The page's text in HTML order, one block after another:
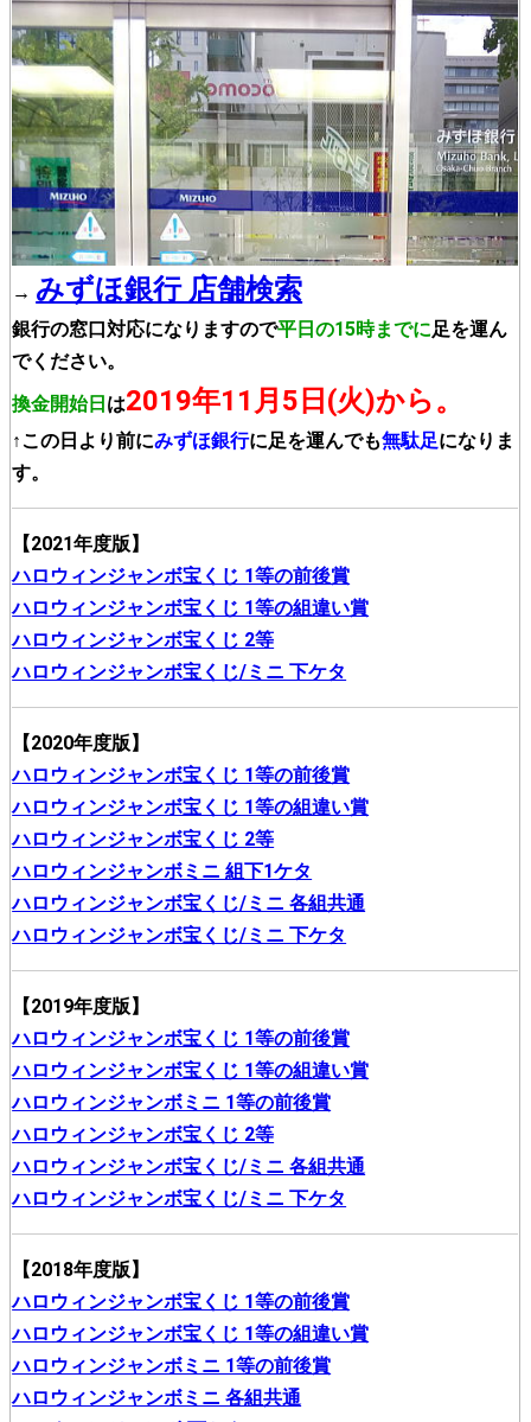
→ みずほ銀行 店舗検索
銀行の窓口対応になりますので平日の15時までに足を運ん
でください。
換金開始日は2019年11月5日(火)から。
↑この日より前にみずほ銀行に足を運んでも無駄足になりま
す。
【2021年度版】
ハロウィンジャンボ宝くじ 1等の前後賞
ハロウィンジャンボ宝くじ 1等の組違い賞
ハロウィンジャンボ宝くじ 2等
ハロウィンジャンボ宝くじ/ミニ 下ケタ
【2020年度版】
ハロウィンジャンボ宝くじ 1等の前後賞
ハロウィンジャンボ宝くじ 1等の組違い賞
ハロウィンジャンボ宝くじ 2等
ハロウィンジャンボミニ 組下1ケタ
ハロウィンジャンボ宝くじ/ミニ 各組共通
ハロウィンジャンボ宝くじ/ミニ 下ケタ
【2019年度版】
ハロウィンジャンボ宝くじ 1等の前後賞
ハロウィンジャンボ宝くじ 1等の組違い賞
ハロウィンジャンボミニ 1等の前後賞
ハロウィンジャンボ宝くじ 2等
ハロウィンジャンボ宝くじ/ミニ 各組共通
ハロウィンジャンボ宝くじ/ミニ 下ケタ
【2018年度版】
ハロウィンジャンボ宝くじ 1等の前後賞
ハロウィンジャンボ宝くじ 1等の組違い賞
ハロウィンジャンボミニ 1等の前後賞
ハロウィンジャンボミニ 各組共通